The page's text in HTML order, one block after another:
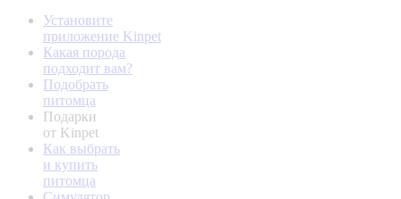
Установите
приложение Kinpet
Какая порода
подходит вам?
Подобрать
питомца
Подарки
от Kinpet
Как выбрать
и купить
питомца